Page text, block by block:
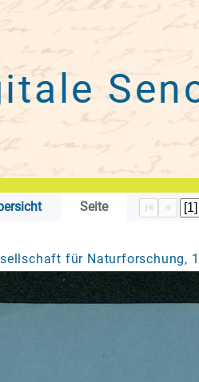
Seite
für Naturforschung,